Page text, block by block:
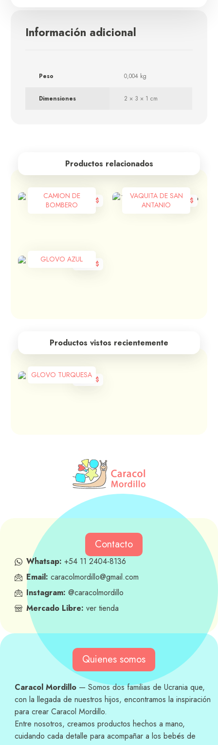
Información adicional
Peso 0,004 kg
Dimensiones 2 × 3 × 1 cm
Productos relacionados
CAMION DE
BOMBERO1.430 $
VAQUITA DE SAN
ANTANIO1.430 $
GLOVO AZUL1.430 $
Productos vistos recientemente
GLOVO TURQUESA
1.430 $
Quienes somos
Caracol Mordillo — Somos dos familias de Ucrania que,
con la llegada de nuestros hijos, encontramos la inspiración
para crear Caracol Mordillo.
Entre nosotros, creamos productos hechos a mano,
cuidando cada detalle para acompañar a los bebés de
Contacto
Whatsap: +54 11 2404-8136
Email: caracolmordillo@gmail.com
Instagram: @caracolmordillo
Mercado Libre: ver tienda